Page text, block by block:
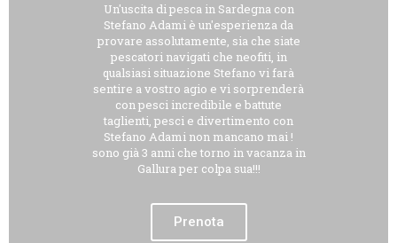
Un'uscita di pesca in Sardegna con
Stefano Adami è un'esperienza da
provare assolutamente, sia che siate
pescatori navigati che neofiti, in
qualsiasi situazione Stefano vi farà
sentire a vostro agio e vi sorprenderà
con pesci incredibile e battute
taglienti, pesci e divertimento con
Stefano Adami non mancano mai !
sono già 3 anni che torno in vacanza in
Gallura per colpa sua!!!
Prenota